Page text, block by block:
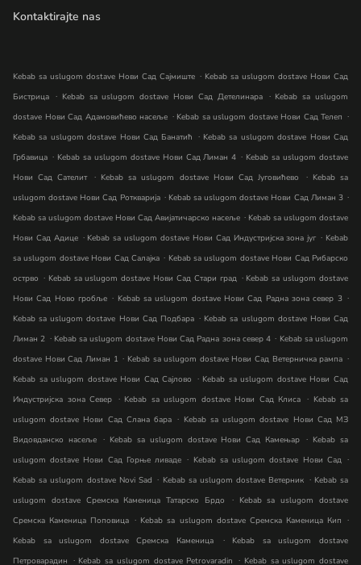
Kontaktirajte nas
Kebab sa uslugom dostave Нови Сад Сајмиште . Kebab sa uslugom dostave Нови Сад
Бистрица . Kebab sa uslugom dostave Нови Сад Детелинара . Kebab sa uslugom
dostave Нови Сад Адамовићево насеље . Kebab sa uslugom dostave Нови Сад Телеп .
Kebab sa uslugom dostave Нови Сад Банатић . Kebab sa uslugom dostave Нови Сад
Грбавица . Kebab sa uslugom dostave Нови Сад Лиман 4 . Kebab sa uslugom dostave
Нови Сад Сателит
. Kebab sa uslugom dostave Нови Сад Југовићево . Kebab sa
uslugom dostave Нови Сад Роткварија . Kebab sa uslugom dostave Нови Сад Лиман 3 .
Kebab sa uslugom dostave Нови Сад Авијатичарско насеље . Kebab sa uslugom dostave
Нови Сад Адице . Kebab sa uslugom dostave Нови Сад Индустријска зона југ . Kebab
sa uslugom dostave Нови Сад Салајка . Kebab sa uslugom dostave Нови Сад Рибарско
острво . Kebab sa uslugom dostave Нови Сад Стари град . Kebab sa uslugom dostave
Нови Сад Ново гробље . Kebab sa uslugom dostave Нови Сад Радна зона север 3 .
Kebab sa uslugom dostave Нови Сад Подбара . Kebab sa uslugom dostave Нови Сад
Лиман 2 . Kebab sa uslugom dostave Нови Сад Радна зона север 4 . Kebab sa uslugom
dostave Нови Сад Лиман 1 . Kebab sa uslugom dostave Нови Сад Ветерничка рампа .
Kebab sa uslugom dostave Нови Сад Сајлово . Kebab sa uslugom dostave Нови Сад
Индустријска зона Север . Kebab sa uslugom dostave Нови Сад Клиса . Kebab sa
uslugom dostave Нови Сад Слана бара . Kebab sa uslugom dostave Нови Сад МЗ
Видовданско насеље . Kebab sa uslugom dostave Нови Сад Камењар . Kebab sa
uslugom dostave Нови Сад Горње ливаде . Kebab sa uslugom dostave Нови Сад .
Kebab sa uslugom dostave Novi Sad . Kebab sa uslugom dostave Ветерник . Kebab sa
uslugom dostave Сремска Каменица Татарско Брдо
. Kebab sa uslugom dostave
Сремска Каменица Поповица . Kebab sa uslugom dostave Сремска Каменица Кип .
Kebab sa uslugom dostave Сремска Каменица
.
Kebab sa uslugom dostave
Петроварадин . Kebab sa uslugom dostave Petrovaradin . Kebab sa uslugom dostave